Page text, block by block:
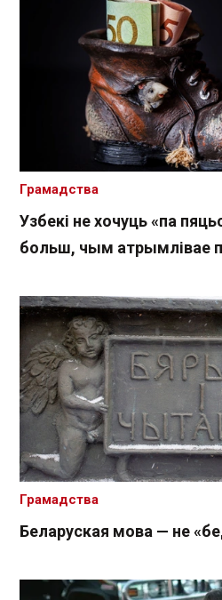
Узбекі не хочуць «па
больш, чым атрымлівае
Грамадства
Беларуская мова — не
Грамадства